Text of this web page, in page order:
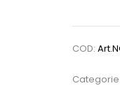
COD: